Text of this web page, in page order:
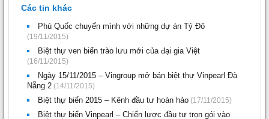
Các tin khác
Phú Quốc chuyển mình với những dự án Tỷ Đô
(19/11/2015)
Biệt thự ven biển trào lưu mới của đại gia Việt
(16/11/2015)
Ngày 15/11/2015 – Vingroup mở bán biệt thự Vinpearl Đà
Nẵng 2 (14/11/2015)
Biệt thự biển 2015 – Kênh đầu tư hoàn hảo (17/11/2015)
Biệt thự biển Vinpearl – Chiến lược đầu tư trọn gói vào